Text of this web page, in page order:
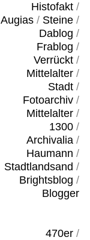
Histofakt/
Augias/ Steine/
Dablog /
Frablog /
Verrückt/
Mittelalter/
Stadt/
Fotoarchiv/
Mittelalter/
1300/
Archivalia/
Haumann /
Stadtlandsand /
Brightsblog /
Blogger
470er/